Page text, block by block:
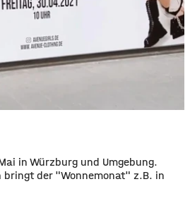
in Würzburg und Umgebung.
bringt der "Wonnemonat" z.B. in